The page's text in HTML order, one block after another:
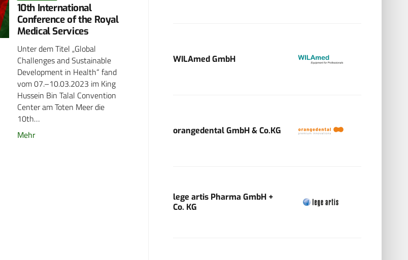
10th International
Conference of the Royal
Medical Services
Unter dem Titel „Global
Challenges and Sustainable
Development in Health“ fand
vom 07.–10.03.2023 im King
Hussein Bin Talal Convention
Center am Toten Meer die
10th…
Mehr
WILAmed GmbH
orangedental GmbH & Co.KG
lege artis Pharma GmbH +
Co. KG